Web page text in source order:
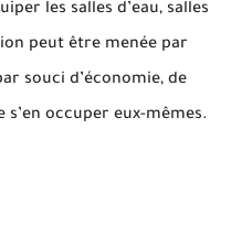
les salles d’eau, salles
peut être menée par
souci d’économie, de
occuper eux-mêmes.